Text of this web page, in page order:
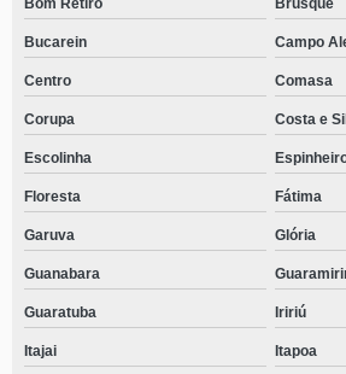
Bom Retiro Brusque
Bucarein Campo
Centro Comasa
Corupa Costa e
Escolinha
Floresta Fátima
Garuva Glória
Guanabara
Guaratuba Iririú
Itajai Itapoa